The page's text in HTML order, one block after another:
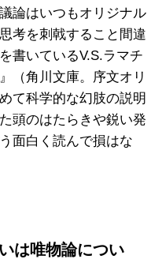
論はいつもオリジナル
考を刺戟すること間違
書いているV.S.ラマチ
（角川文庫。序文オリ
て科学的な幻肢の説明
頭のはたらきや鋭い発
面白く読んで損はな
は唯物論につい